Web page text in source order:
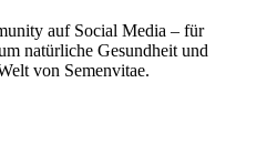
auf Social Media – für
natürliche Gesundheit und
von Semenvitae.